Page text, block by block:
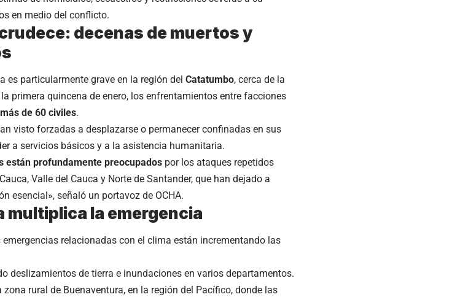
en medio del conflicto.
decenas de muertos y
es particularmente grave en la región del Catatumbo, cerca de la
primera quincena de enero, los enfrentamientos entre facciones
más de 60 civiles.
visto forzadas a desplazarse o permanecer confinadas en sus
a servicios básicos y a la asistencia humanitaria.
están profundamente preocupados por los ataques repetidos
Valle del Cauca y Norte de Santander, que han dejado a
esencial», señaló un portavoz de OCHA.
multiplica la emergencia
relacionadas con el clima están incrementando las
deslizamientos de tierra e inundaciones en varios departamentos.
rural de Buenaventura, en la región del Pacífico, donde las